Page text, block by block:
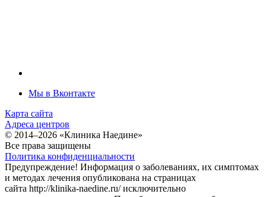
Мы в Вконтакте
Карта сайта
Адреса центров
© 2014–2026 «Клиника Наедине»
Все права защищены
По­ли­ти­ка кон­фи­ден­циаль­нос­ти
Предупреждение! Информация о заболеваниях, их симптомах
и методах лечения опубликована на страницах
сайта http://klinika-naedine.ru/исключительно